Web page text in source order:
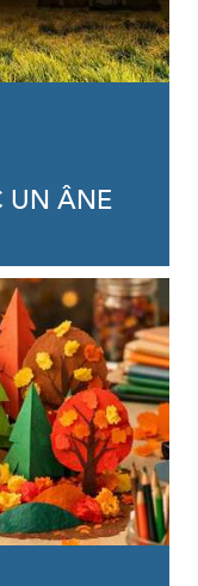
UN ÂNE